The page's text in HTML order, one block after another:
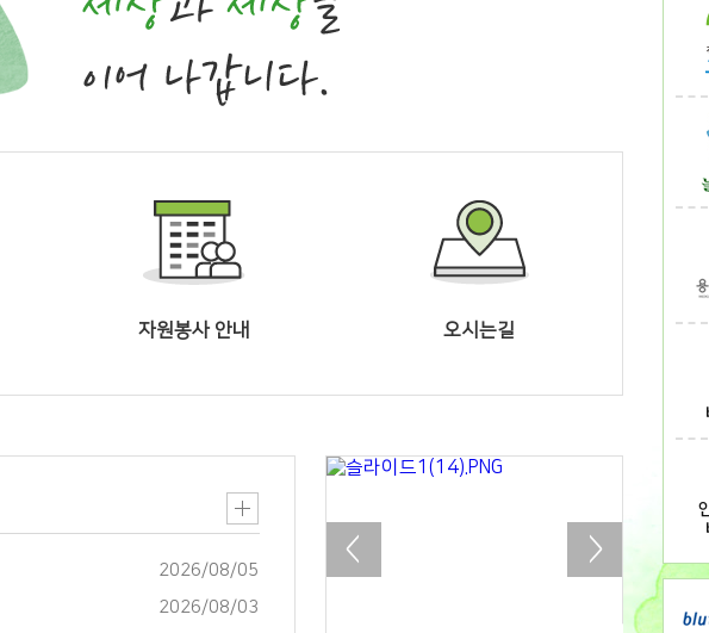
자원봉사 안내 오시는길
2026/08/05
2026/08/03